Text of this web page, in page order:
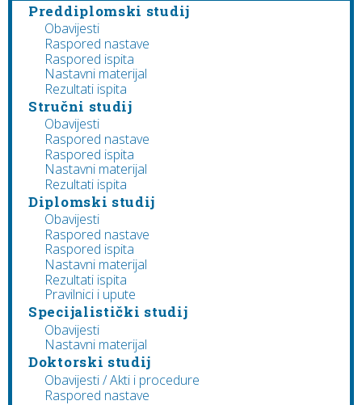
Preddiplomski studij
Obavijesti
Raspored nastave
Raspored ispita
Nastavni materijal
Rezultati ispita
Stručni studij
Obavijesti
Raspored nastave
Raspored ispita
Nastavni materijal
Rezultati ispita
Diplomski studij
Obavijesti
Raspored nastave
Raspored ispita
Nastavni materijal
Rezultati ispita
Pravilnici i upute
Specijalistički studij
Obavijesti
Nastavni materijal
Doktorski studij
Obavijesti / Akti i procedure
Raspored nastave